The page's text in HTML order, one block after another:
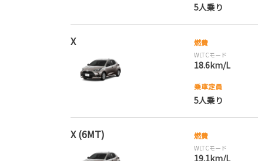
5人乗り
X 燃費
WLTCモード
18.6km/L
乗車定員
5人乗り
X (6MT) 燃費
WLTCモード
19.1km/L